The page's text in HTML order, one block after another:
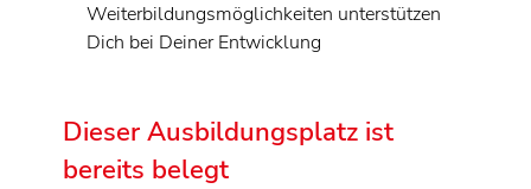
Weiterbildungsmöglichkeiten unterstützen
Dich bei Deiner Entwicklung
Dieser Ausbildungsplatz ist
bereits belegt